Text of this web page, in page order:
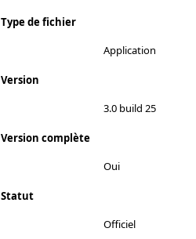
Type de fichier
Application
Version
3.0 build 25
Version complète
Oui
Statut
Officiel